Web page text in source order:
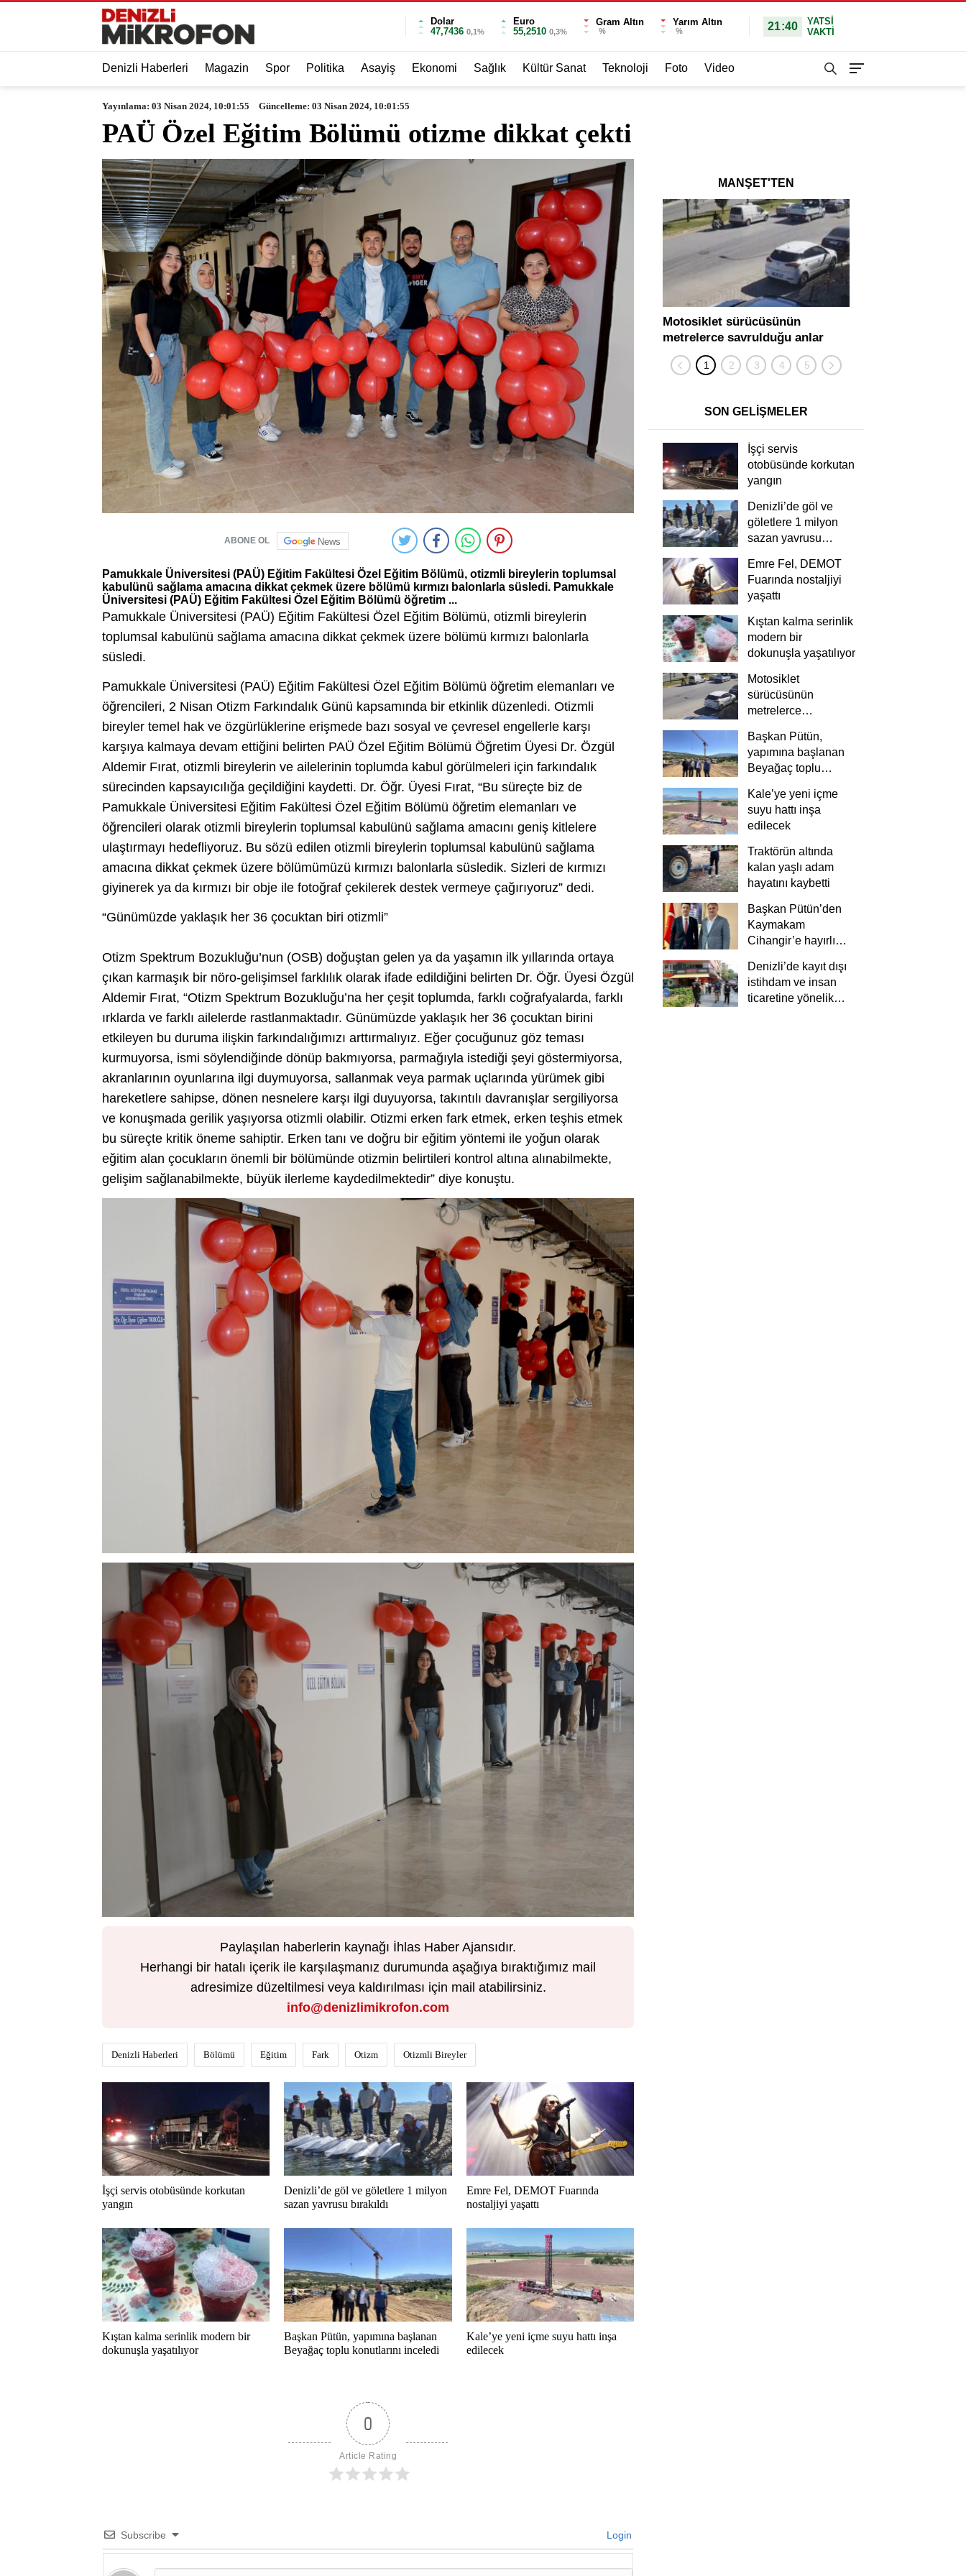
Dolar
47,7436 0,1%
Euro
55,2510 0,3%
Gram Altın
%
Yarım Altın
% 21:40
YATSI
VAKTİ
Denizli Haberleri Magazin Spor Politika Asayiş Ekonomi Sağlık Kültür Sanat Teknoloji Foto Video
Yayınlama: 03 Nisan 2024, 10:01:55 Güncelleme: 03 Nisan 2024, 10:01:55
PAÜ Özel Eğitim Bölümü otizme dikkat çekti
ABONE OL News
Pamukkale Üniversitesi (PAÜ) Eğitim Fakültesi Özel Eğitim Bölümü, otizmli bireylerin toplumsal
kabulünü sağlama amacına dikkat çekmek üzere bölümü kırmızı balonlarla süsledi. Pamukkale
Üniversitesi (PAÜ) Eğitim Fakültesi Özel Eğitim Bölümü öğretim ...
Pamukkale Üniversitesi (PAÜ) Eğitim Fakültesi Özel Eğitim Bölümü, otizmli bireylerin
toplumsal kabulünü sağlama amacına dikkat çekmek üzere bölümü kırmızı balonlarla
süsledi.
Pamukkale Üniversitesi (PAÜ) Eğitim Fakültesi Özel Eğitim Bölümü öğretim elemanları ve
öğrencileri, 2 Nisan Otizm Farkındalık Günü kapsamında bir etkinlik düzenledi. Otizmli
bireyler temel hak ve özgürlüklerine erişmede bazı sosyal ve çevresel engellerle karşı
karşıya kalmaya devam ettiğini belirten PAÜ Özel Eğitim Bölümü Öğretim Üyesi Dr. Özgül
Aldemir Fırat, otizmli bireylerin ve ailelerinin toplumda kabul görülmeleri için farkındalık
sürecinden kapsayıcılığa geçildiğini kaydetti. Dr. Öğr. Üyesi Fırat, “Bu süreçte biz de
Pamukkale Üniversitesi Eğitim Fakültesi Özel Eğitim Bölümü öğretim elemanları ve
öğrencileri olarak otizmli bireylerin toplumsal kabulünü sağlama amacını geniş kitlelere
ulaştırmayı hedefliyoruz. Bu sözü edilen otizmli bireylerin toplumsal kabulünü sağlama
amacına dikkat çekmek üzere bölümümüzü kırmızı balonlarla süsledik. Sizleri de kırmızı
giyinerek ya da kırmızı bir obje ile fotoğraf çekilerek destek vermeye çağırıyoruz” dedi.
“Günümüzde yaklaşık her 36 çocuktan biri otizmli”
Otizm Spektrum Bozukluğu’nun (OSB) doğuştan gelen ya da yaşamın ilk yıllarında ortaya
çıkan karmaşık bir nöro-gelişimsel farklılık olarak ifade edildiğini belirten Dr. Öğr. Üyesi Özgül
Aldemir Fırat, “Otizm Spektrum Bozukluğu’na her çeşit toplumda, farklı coğrafyalarda, farklı
ırklarda ve farklı ailelerde rastlanmaktadır. Günümüzde yaklaşık her 36 çocuktan birini
etkileyen bu duruma ilişkin farkındalığımızı arttırmalıyız. Eğer çocuğunuz göz teması
kurmuyorsa, ismi söylendiğinde dönüp bakmıyorsa, parmağıyla istediği şeyi göstermiyorsa,
akranlarının oyunlarına ilgi duymuyorsa, sallanmak veya parmak uçlarında yürümek gibi
hareketlere sahipse, dönen nesnelere karşı ilgi duyuyorsa, takıntılı davranışlar sergiliyorsa
ve konuşmada gerilik yaşıyorsa otizmli olabilir. Otizmi erken fark etmek, erken teşhis etmek
bu süreçte kritik öneme sahiptir. Erken tanı ve doğru bir eğitim yöntemi ile yoğun olarak
eğitim alan çocukların önemli bir bölümünde otizmin belirtileri kontrol altına alınabilmekte,
gelişim sağlanabilmekte, büyük ilerleme kaydedilmektedir” diye konuştu.
Paylaşılan haberlerin kaynağı İhlas Haber Ajansıdır.
Herhangi bir hatalı içerik ile karşılaşmanız durumunda aşağıya bıraktığımız mail
adresimize düzeltilmesi veya kaldırılması için mail atabilirsiniz.
info@denizlimikrofon.com
Denizli Haberleri Bölümü Eğitim Fark Otizm Otizmli Bireyler
İşçi servis otobüsünde korkutan
yangın
Denizli’de göl ve göletlere 1 milyon
sazan yavrusu bırakıldı
Emre Fel, DEMOT Fuarında
nostaljiyi yaşattı
Kıştan kalma serinlik modern bir
dokunuşla yaşatılıyor
Başkan Pütün, yapımına başlanan
Beyağaç toplu konutlarını inceledi
Kale’ye yeni içme suyu hattı inşa
edilecek
0
Article Rating
Subscribe Login
MANŞET'TEN
Motosiklet sürücüsünün
metrelerce savrulduğu anlar
güvenlik kamerasında
SON GELİŞMELER
İşçi servis
otobüsünde korkutan
yangın
Denizli’de göl ve
göletlere 1 milyon
sazan yavrusu
Emre Fel, DEMOT
Fuarında nostaljiyi
yaşattı
Kıştan kalma serinlik
modern bir
dokunuşla yaşatılıyor
Motosiklet
sürücüsünün
metrelerce
güvenlik
kamerasında
Başkan Pütün,
yapımına başlanan
Beyağaç toplu
Kale’ye yeni içme
suyu hattı inşa
edilecek
Traktörün altında
kalan yaşlı adam
hayatını kaybetti
Başkan Pütün’den
Kaymakam
Cihangir’e hayırlı
Denizli’de kayıt dışı
istihdam ve insan
ticaretine yönelik